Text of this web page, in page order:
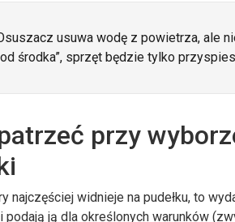
usuwa wodę z powietrza, ale
środka”, sprzęt będzie tylko
przy
najczęściej widnieje na pudełku, to
podają ją dla określonych warunków